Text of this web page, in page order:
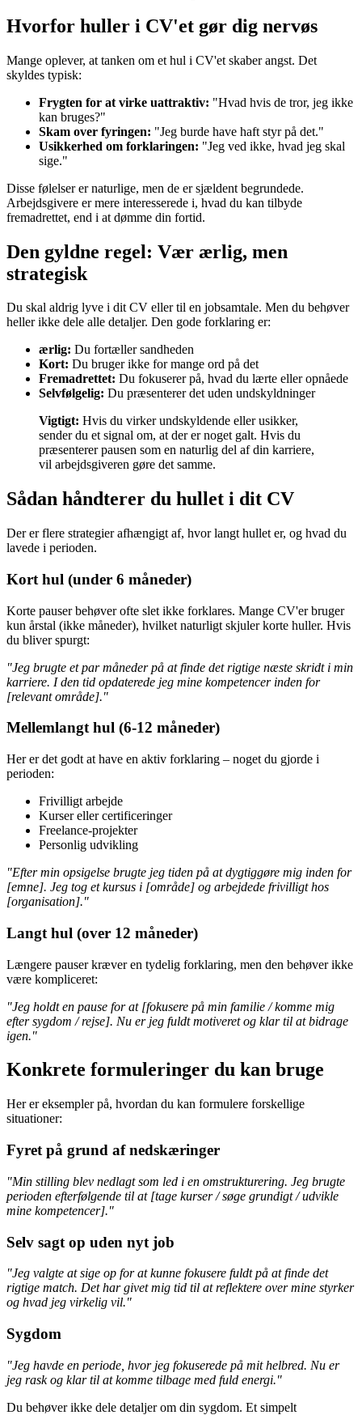
Hvorfor huller i CV'et gør dig nervøs
Mange oplever, at tanken om et hul i CV'et skaber angst. Det
skyldes typisk:
Frygten for at virke uattraktiv: "Hvad hvis de tror, jeg ikke
kan bruges?"
Skam over fyringen: "Jeg burde have haft styr på det."
Usikkerhed om forklaringen: "Jeg ved ikke, hvad jeg skal
sige."
Disse følelser er naturlige, men de er sjældent begrundede.
Arbejdsgivere er mere interesserede i, hvad du kan tilbyde
fremadrettet, end i at dømme din fortid.
Den gyldne regel: Vær ærlig, men
strategisk
Du skal aldrig lyve i dit CV eller til en jobsamtale. Men du behøver
heller ikke dele alle detaljer. Den gode forklaring er:
ærlig: Du fortæller sandheden
Kort: Du bruger ikke for mange ord på det
Fremadrettet: Du fokuserer på, hvad du lærte eller opnåede
Selvfølgelig: Du præsenterer det uden undskyldninger
Vigtigt: Hvis du virker undskyldende eller usikker,
sender du et signal om, at der er noget galt. Hvis du
præsenterer pausen som en naturlig del af din karriere,
vil arbejdsgiveren gøre det samme.
Sådan håndterer du hullet i dit CV
Der er flere strategier afhængigt af, hvor langt hullet er, og hvad du
lavede i perioden.
Kort hul (under 6 måneder)
Korte pauser behøver ofte slet ikke forklares. Mange CV'er bruger
kun årstal (ikke måneder), hvilket naturligt skjuler korte huller. Hvis
du bliver spurgt:
"Jeg brugte et par måneder på at finde det rigtige næste skridt i min
karriere. I den tid opdaterede jeg mine kompetencer inden for
[relevant område]."
Mellemlangt hul (6-12 måneder)
Her er det godt at have en aktiv forklaring – noget du gjorde i
perioden:
Frivilligt arbejde
Kurser eller certificeringer
Freelance-projekter
Personlig udvikling
"Efter min opsigelse brugte jeg tiden på at dygtiggøre mig inden for
[emne]. Jeg tog et kursus i [område] og arbejdede frivilligt hos
[organisation]."
Langt hul (over 12 måneder)
Længere pauser kræver en tydelig forklaring, men den behøver ikke
være kompliceret:
"Jeg holdt en pause for at [fokusere på min familie / komme mig
efter sygdom / rejse]. Nu er jeg fuldt motiveret og klar til at bidrage
igen."
Konkrete formuleringer du kan bruge
Her er eksempler på, hvordan du kan formulere forskellige
situationer:
Fyret på grund af nedskæringer
"Min stilling blev nedlagt som led i en omstrukturering. Jeg brugte
perioden efterfølgende til at [tage kurser / søge grundigt / udvikle
mine kompetencer]."
Selv sagt op uden nyt job
"Jeg valgte at sige op for at kunne fokusere fuldt på at finde det
rigtige match. Det har givet mig tid til at reflektere over mine styrker
og hvad jeg virkelig vil."
Sygdom
"Jeg havde en periode, hvor jeg fokuserede på mit helbred. Nu er
jeg rask og klar til at komme tilbage med fuld energi."
Du behøver ikke dele detaljer om din sygdom. Et simpelt